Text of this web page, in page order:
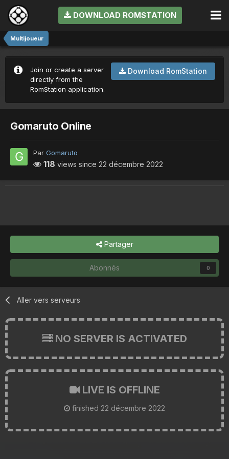
DOWNLOAD ROMSTATION
Multijoueur
Download RomStation
Join or create a server
directly from the
RomStation application.
Gomaruto Online
Par Gomaruto
118 views since 22 décembre 2022
Partager
Abonnés 0
Aller vers serveurs
NO SERVER IS ACTIVATED
LIVE IS OFFLINE
finished 22 décembre 2022